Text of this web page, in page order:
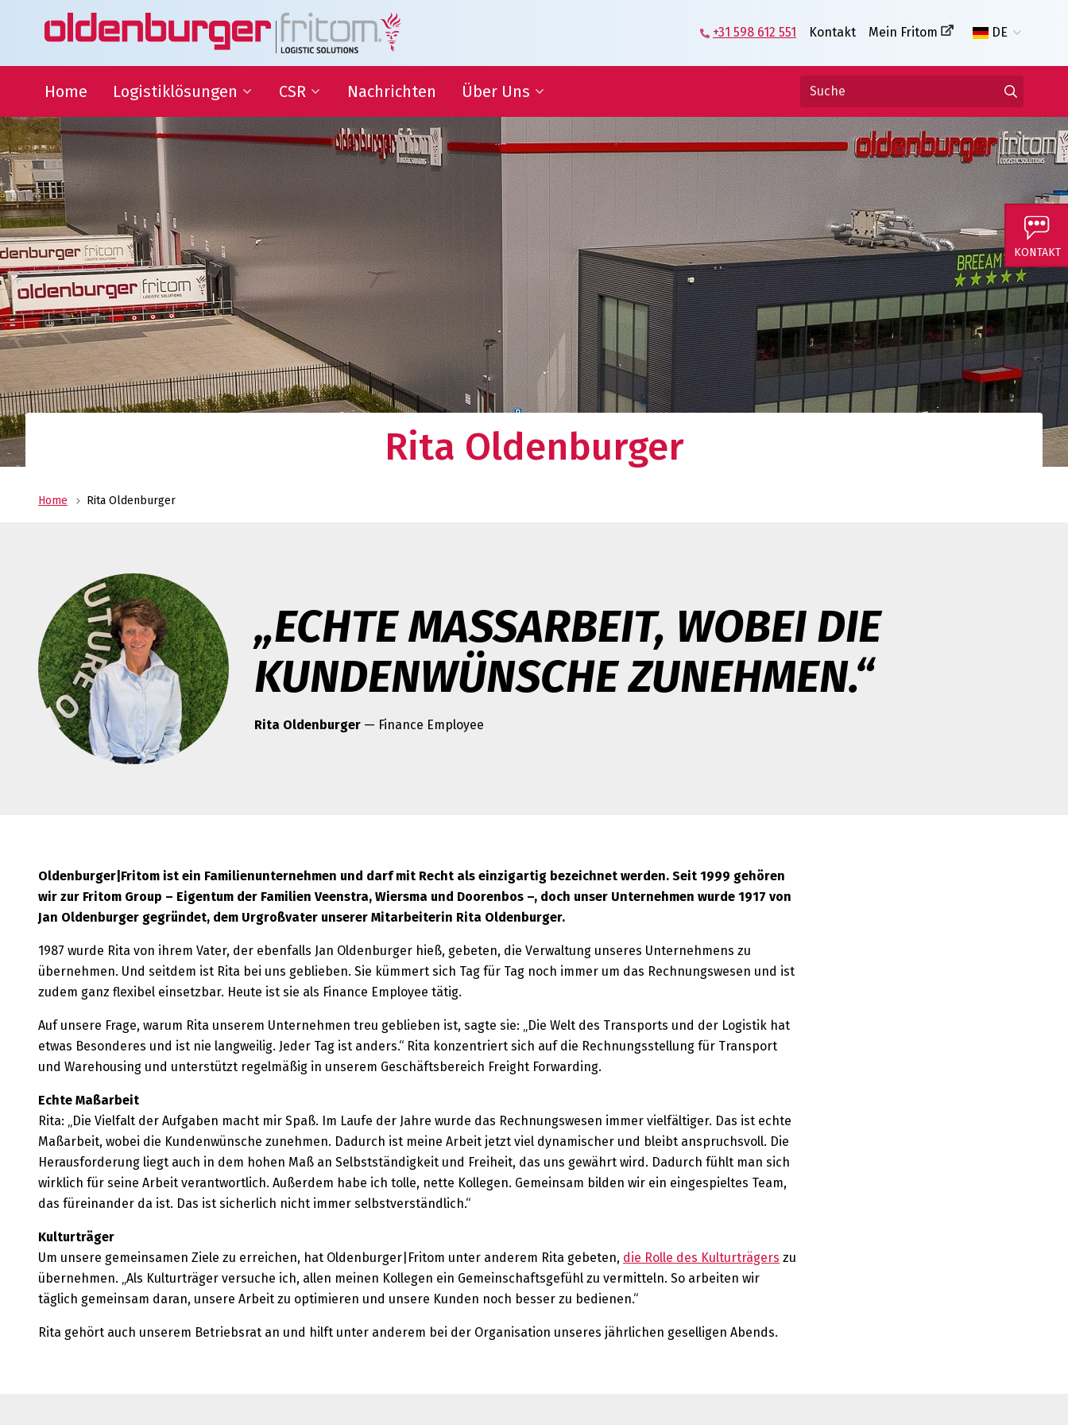
+31 598 612 551 Kontakt Mein Fritom DE
Home Logistiklösungen
Transport
Warehousing
Supply Chain Management
Logistiklösungen
Ihr Logistikdienstleister mit weltweitem Netzwerk?
Oldenburger|Fritom bietet Ihnen die beste
Logistiklösung für Ihr Unternehmen.
CSR
Nachhaltigkeitsziele
QHSE
Bildungszusammenarbeit
Sponsoring
Gesellschaftliche
Organisationen
Nachrichten Über Uns
Geschäftsführung und
Management
Logistik-Kompetenzzentrum
Unsere Mitarbeiter
Geschäftspartner über Uns
Unsere Geschichte
Hoflieferant
Awards
Zertifizierungen
KONTAKT
Rita Oldenburger
Home Rita Oldenburger
„ECHTE MASSARBEIT, WOBEI DIE
KUNDENWÜNSCHE ZUNEHMEN.“
Rita Oldenburger — Finance Employee
Oldenburger|Fritom ist ein Familienunternehmen und darf mit Recht als einzigartig bezeichnet werden. Seit 1999 gehören
wir zur Fritom Group – Eigentum der Familien Veenstra, Wiersma und Doorenbos –, doch unser Unternehmen wurde 1917 von
Jan Oldenburger gegründet, dem Urgroßvater unserer Mitarbeiterin Rita Oldenburger.
1987 wurde Rita von ihrem Vater, der ebenfalls Jan Oldenburger hieß, gebeten, die Verwaltung unseres Unternehmens zu
übernehmen. Und seitdem ist Rita bei uns geblieben. Sie kümmert sich Tag für Tag noch immer um das Rechnungswesen und ist
zudem ganz flexibel einsetzbar. Heute ist sie als Finance Employee tätig.
Auf unsere Frage, warum Rita unserem Unternehmen treu geblieben ist, sagte sie: „Die Welt des Transports und der Logistik hat
etwas Besonderes und ist nie langweilig. Jeder Tag ist anders.“ Rita konzentriert sich auf die Rechnungsstellung für Transport
und Warehousing und unterstützt regelmäßig in unserem Geschäftsbereich Freight Forwarding.
Echte Maßarbeit
Rita: „Die Vielfalt der Aufgaben macht mir Spaß. Im Laufe der Jahre wurde das Rechnungswesen immer vielfältiger. Das ist echte
Maßarbeit, wobei die Kundenwünsche zunehmen. Dadurch ist meine Arbeit jetzt viel dynamischer und bleibt anspruchsvoll. Die
Herausforderung liegt auch in dem hohen Maß an Selbstständigkeit und Freiheit, das uns gewährt wird. Dadurch fühlt man sich
wirklich für seine Arbeit verantwortlich. Außerdem habe ich tolle, nette Kollegen. Gemeinsam bilden wir ein eingespieltes Team,
das füreinander da ist. Das ist sicherlich nicht immer selbstverständlich.“
Kulturträger
Um unsere gemeinsamen Ziele zu erreichen, hat Oldenburger|Fritom unter anderem Rita gebeten, die Rolle des Kulturträgers zu
übernehmen. „Als Kulturträger versuche ich, allen meinen Kollegen ein Gemeinschaftsgefühl zu vermitteln. So arbeiten wir
täglich gemeinsam daran, unsere Arbeit zu optimieren und unsere Kunden noch besser zu bedienen.“
Rita gehört auch unserem Betriebsrat an und hilft unter anderem bei der Organisation unseres jährlichen geselligen Abends.